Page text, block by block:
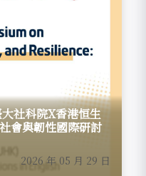
社科院X香港恒生
會與韌性國際研討
2026 年 05 月 29 日